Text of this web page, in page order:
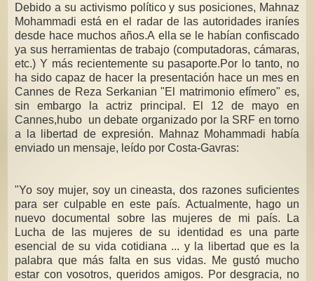
Debido a su activismo político y sus posiciones, Mahnaz
Mohammadi está en el radar de las autoridades iraníes
desde hace muchos años.A ella se le habían confiscado
ya sus herramientas de trabajo (computadoras, cámaras,
etc.) Y más recientemente su pasaporte.Por lo tanto, no
ha sido capaz de hacer la presentación hace un mes en
Cannes de Reza Serkanian "El matrimonio efímero" es,
sin embargo la actriz principal. El 12 de mayo en
Cannes,hubo un debate organizado por la SRF en torno
a la libertad de expresión. Mahnaz Mohammadi había
enviado un mensaje, leído por Costa-Gavras:
"Yo soy mujer, soy un cineasta, dos razones suficientes
para ser culpable en este país. Actualmente, hago un
nuevo documental sobre las mujeres de mi país. La
Lucha de las mujeres de su identidad es una parte
esencial de su vida cotidiana ... y la libertad que es la
palabra que más falta en sus vidas. Me gustó mucho
estar con vosotros, queridos amigos. Por desgracia, no